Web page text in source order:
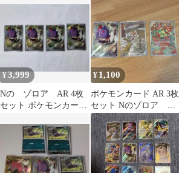
¥3,999
Nの ゾロア AR 4枚
セット ポケモンカード
¥ 1,100
ポケモンカード AR 3枚
セット Nのゾロア ウ
リムー マラカッチ